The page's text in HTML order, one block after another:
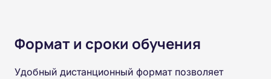
Формат и сроки обучения
Удобный дистанционный формат позволяет